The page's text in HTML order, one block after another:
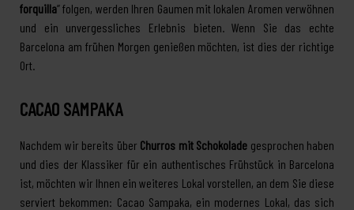
forquilla” folgen, werden Ihren Gaumen mit lokalen Aromen verwöhnen
und ein unvergessliches Erlebnis bieten. Wenn Sie das echte
Barcelona am frühen Morgen genießen möchten, ist dies der richtige
Ort.
CACAO SAMPAKA
Nachdem wir bereits über Churros mit Schokolade gesprochen haben
und dies der Klassiker für ein authentisches Frühstück in Barcelona
ist, möchten wir Ihnen ein weiteres Lokal vorstellen, an dem Sie diese
serviert bekommen: Cacao Sampaka, ein modernes Lokal, das sich